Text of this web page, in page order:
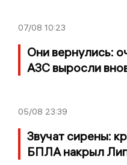
07/08 10:23
Они вернулись:
АЗС выросли
05/08 23:39
Звучат сирены:
БПЛА накрыл